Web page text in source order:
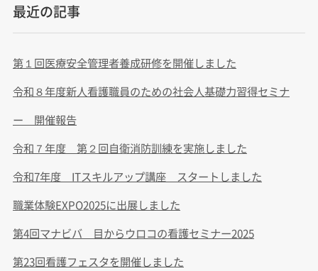
最近の記事
第１回医療安全管理者養成研修を開催しました
令和８年度新人看護職員のための社会人基礎力習得セミナ
ー 開催報告
令和７年度 第２回自衛消防訓練を実施しました
令和7年度 ITスキルアップ講座 スタートしました
職業体験EXPO2025に出展しました
第4回マナビバ 目からウロコの看護セミナー2025
第23回看護フェスタを開催しました